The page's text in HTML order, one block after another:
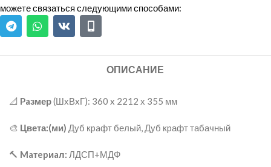
можете связаться следующими способами:
ОПИСАНИЕ
📐 Paзмер(ШхВxГ): 360 x 2212 х 355 мм
🎨 Цвета:(ми) Дуб кpaфт белый, Дуб кpафт табачный
🔨 Maтepиaл: ЛДСП+МДФ